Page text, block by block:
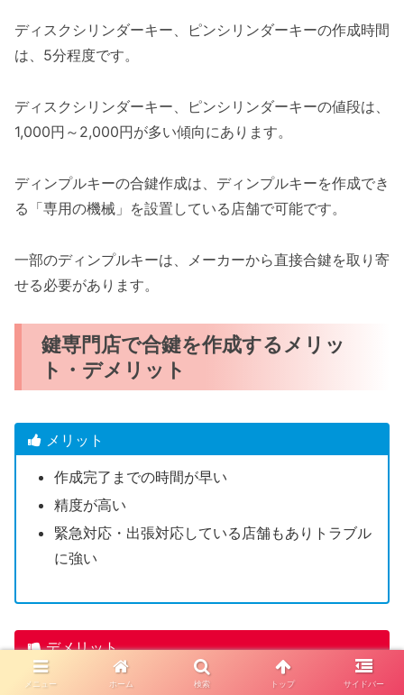
ディスクシリンダーキー、ピンシリンダーキーの作成時間
は、5分程度です。
ディスクシリンダーキー、ピンシリンダーキーの値段は、
1,000円～2,000円が多い傾向にあります。
ディンプルキーの合鍵作成は、ディンプルキーを作成でき
る「専用の機械」を設置している店舗で可能です。
一部のディンプルキーは、メーカーから直接合鍵を取り寄
せる必要があります。
鍵専門店で合鍵を作成するメリッ
ト・デメリット
メリット
作成完了までの時間が早い
精度が高い
緊急対応・出張対応している店舗もありトラブル
に強い
デメリット
一部のディンプルキーは店舗で合鍵作成できない
メニュー ホーム 検索 トップ サイドバー